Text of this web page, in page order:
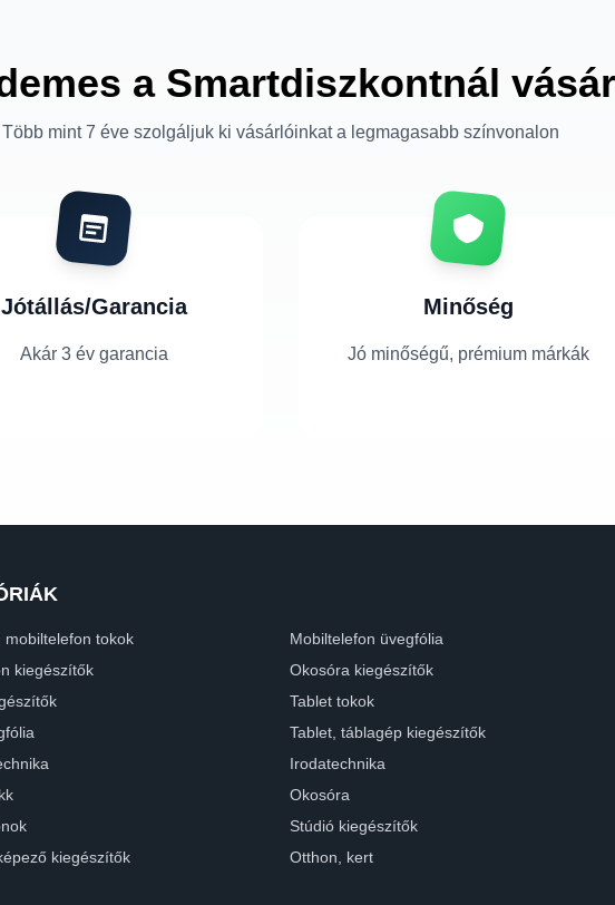
a Smartdiszkontnál
Több mint 7 éve szolgáljuk ki vásárlóinkat a legmagasabb színvonalon
Jótállás/Garancia
Akár 3 év garancia
Minőség
Jó minőségű, prémium márkák
mobiltelefon tokok
Mobiltelefon üvegfólia
kiegészítők
Okosóra kiegészítők
Tablet tokok
Tablet, táblagép kiegészítők
Irodatechnika
Okosóra
Stúdió kiegészítők
kiegészítők
Otthon, kert